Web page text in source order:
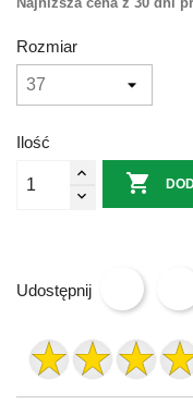
Rozmiar
Ilość

Udostępnij